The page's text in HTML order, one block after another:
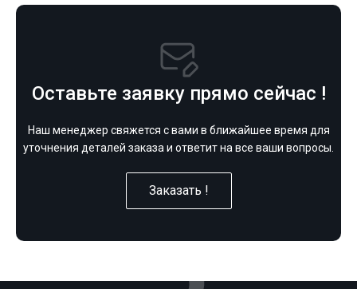
Оставьте заявку прямо сейчас !
Наш менеджер свяжется с вами в ближайшее время для
уточнения деталей заказа и ответит на все ваши вопросы.
Заказать !